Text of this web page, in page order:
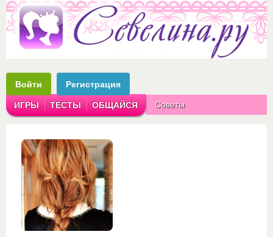
Войти Регистрация
ИГРЫ ТЕСТЫ ОБЩАЙСЯ Советы